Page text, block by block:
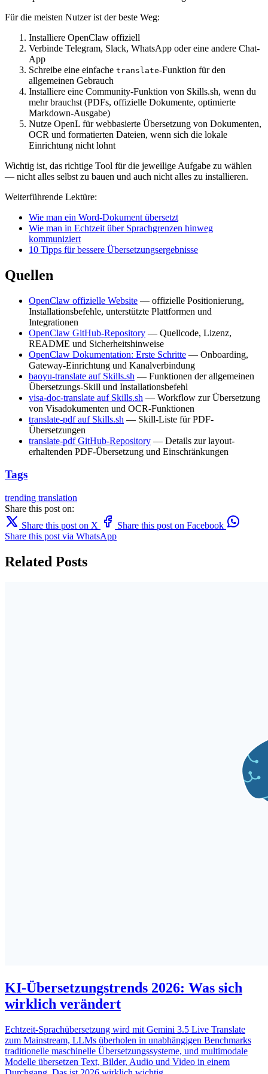
Für die meisten Nutzer ist der beste Weg:
Installiere OpenClaw offiziell
Verbinde Telegram, Slack, WhatsApp oder eine andere Chat-
App
Schreibe eine einfache translate-Funktion für den
allgemeinen Gebrauch
Installiere eine Community-Funktion von Skills.sh, wenn du
mehr brauchst (PDFs, offizielle Dokumente, optimierte
Markdown-Ausgabe)
Nutze OpenL für webbasierte Übersetzung von Dokumenten,
OCR und formatierten Dateien, wenn sich die lokale
Einrichtung nicht lohnt
Wichtig ist, das richtige Tool für die jeweilige Aufgabe zu wählen
— nicht alles selbst zu bauen und auch nicht alles zu installieren.
Weiterführende Lektüre:
Wie man ein Word-Dokument übersetzt
Wie man in Echtzeit über Sprachgrenzen hinweg
kommuniziert
10 Tipps für bessere Übersetzungsergebnisse
Quellen
OpenClaw offizielle Website — offizielle Positionierung,
Installationsbefehle, unterstützte Plattformen und
Integrationen
OpenClaw GitHub-Repository — Quellcode, Lizenz,
README und Sicherheitshinweise
OpenClaw Dokumentation: Erste Schritte — Onboarding,
Gateway-Einrichtung und Kanalverbindung
baoyu-translate auf Skills.sh — Funktionen der allgemeinen
Übersetzungs-Skill und Installationsbefehl
visa-doc-translate auf Skills.sh — Workflow zur Übersetzung
von Visadokumenten und OCR-Funktionen
translate-pdf auf Skills.sh — Skill-Liste für PDF-
Übersetzungen
translate-pdf GitHub-Repository — Details zur layout-
erhaltenden PDF-Übersetzung und Einschränkungen
Tags
trending translation
Share this post on:
Share this post on X
Share this post on Facebook
Share this post via WhatsApp
Related Posts
KI-Übersetzungstrends 2026: Was sich
wirklich verändert
Echtzeit-Sprachübersetzung wird mit Gemini 3.5 Live Translate
zum Mainstream, LLMs überholen in unabhängigen Benchmarks
traditionelle maschinelle Übersetzungssysteme, und multimodale
Modelle übersetzen Text, Bilder, Audio und Video in einem